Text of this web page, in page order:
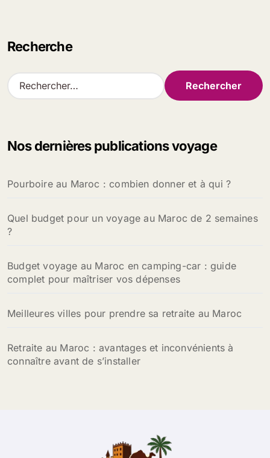
Recherche
R
e
r
e
:
Nos dernières publications voyage
Pourboire au Maroc : combien donner et à qui ?
Quel budget pour un voyage au Maroc de 2 semaines
?
Budget voyage au Maroc en camping-car : guide
complet pour maîtriser vos dépenses
Meilleures villes pour prendre sa retraite au Maroc
Retraite au Maroc : avantages et inconvénients à
connaître avant de s’installer